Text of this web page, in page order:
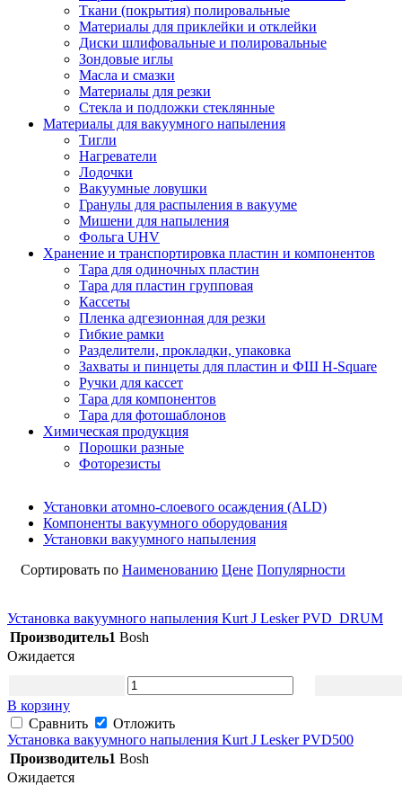
Ткани (покрытия) полировальные
Материалы для приклейки и отклейки
Диски шлифовальные и полировальные
Зондовые иглы
Масла и смазки
Материалы для резки
Стекла и подложки стеклянные
Материалы для вакуумного напыления
Тигли
Нагреватели
Лодочки
Вакуумные ловушки
Гранулы для распыления в вакууме
Мишени для напыления
Фольга UHV
Хранение и транспортировка пластин и компонентов
Тара для одиночных пластин
Тара для пластин групповая
Кассеты
Пленка адгезионная для резки
Гибкие рамки
Разделители, прокладки, упаковка
Захваты и пинцеты для пластин и ФШ H-Square
Ручки для кассет
Тара для компонентов
Тара для фотошаблонов
Химическая продукция
Порошки разные
Фоторезисты
Установки атомно-слоевого осаждения (ALD)
Компоненты вакуумного оборудования
Установки вакуумного напыления
Сортировать по Наименованию Цене Популярности
Установка вакуумного напыления Kurt J Lesker PVD_DRUM
Производитель1 Bosh
Ожидается
В корзину
Сравнить
Отложить
Установка вакуумного напыления Kurt J Lesker PVD500
Производитель1 Bosh
Ожидается